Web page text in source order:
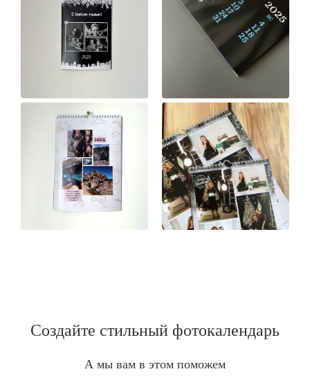
Создайте стильный фотокалендарь
А мы вам в этом поможем